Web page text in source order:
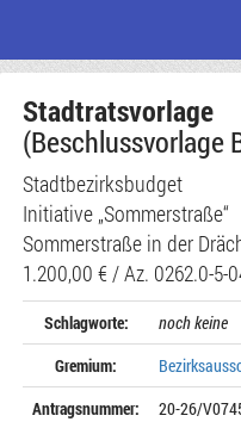
Seiteninhalt
Stadtratsvorlage
(Beschlussvorlage
Stadtbezirksbudget
Initiative „Sommerstraße“
Sommerstraße in der
1.200,00 € / Az. 0262.0-5-
Schlagworte: noch keine
Gremium:
Antragsnummer:
20-26/